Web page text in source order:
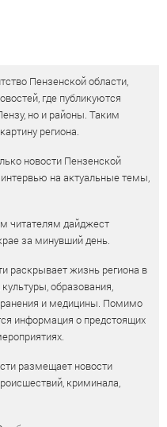
Пензенской области,
где публикуются
но и районы. Таким
региона.
новости Пензенской
интервью на актуальные темы,
читателям дайджест
за минувший день.
раскрывает жизнь региона в
образования,
и медицины. Помимо
информация о предстоящих
размещает новости
криминала,